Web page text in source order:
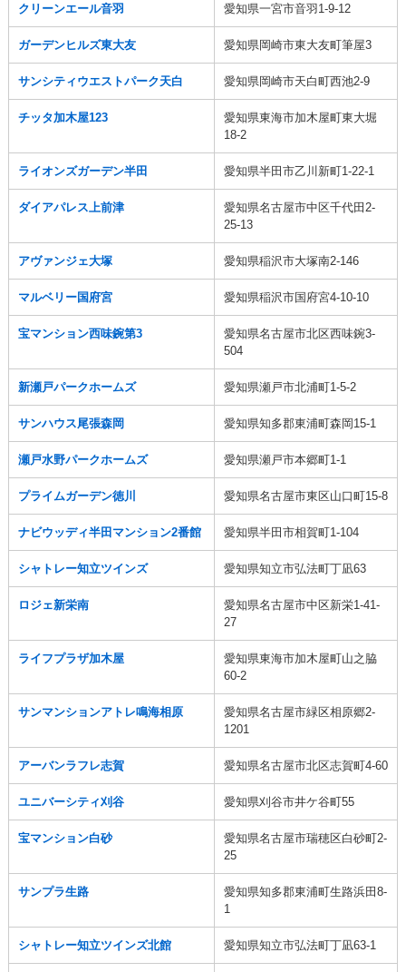
クリーンエール音羽 愛知県一宮市音羽1-9-12
ガーデンヒルズ東大友 愛知県岡崎市東大友町筆屋3
サンシティウエストパーク天白 愛知県岡崎市天白町西池2-9
チッタ加木屋123
愛知県東海市加木屋町東大堀
18-2
ライオンズガーデン半田 愛知県半田市乙川新町1-22-1
ダイアパレス上前津
愛知県名古屋市中区千代田2-
25-13
アヴァンジェ大塚 愛知県稲沢市大塚南2-146
マルベリー国府宮 愛知県稲沢市国府宮4-10-10
宝マンション西味鋺第3
愛知県名古屋市北区西味鋺3-
504
新瀬戸パークホームズ 愛知県瀬戸市北浦町1-5-2
サンハウス尾張森岡 愛知県知多郡東浦町森岡15-1
瀬戸水野パークホームズ 愛知県瀬戸市本郷町1-1
プライムガーデン徳川 愛知県名古屋市東区山口町15-8
ナビウッディ半田マンション2番館 愛知県半田市相賀町1-104
シャトレー知立ツインズ 愛知県知立市弘法町丁凪63
ロジェ新栄南
愛知県名古屋市中区新栄1-41-
27
ライフプラザ加木屋
愛知県東海市加木屋町山之脇
60-2
サンマンションアトレ鳴海相原
愛知県名古屋市緑区相原郷2-
1201
アーバンラフレ志賀 愛知県名古屋市北区志賀町4-60
ユニバーシティ刈谷 愛知県刈谷市井ケ谷町55
宝マンション白砂
愛知県名古屋市瑞穂区白砂町2-
25
サンプラ生路
愛知県知多郡東浦町生路浜田8-
1
シャトレー知立ツインズ北館 愛知県知立市弘法町丁凪63-1